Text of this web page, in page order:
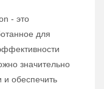
- это
для
значительно
и обеспечить